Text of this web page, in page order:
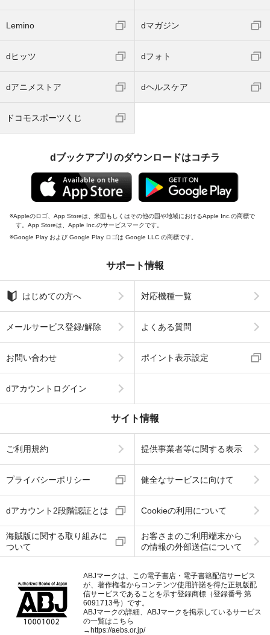
Lemino dマガジン
dヒッツ dフォト
dアニメストア dヘルスケア
ドコモスポーツくじ
dブックアプリのダウンロードはコチラ
Appleのロゴ、App Storeは、米国もしくはその他の国や地域におけるApple Inc.の商標で
す。App Storeは、Apple Inc.のサービスマークです。
Google Play および Google Play ロゴは Google LLC の商標です。
サポート情報
はじめての方へ 対応機種一覧
メールサービス登録/解除 よくある質問
お問い合わせ ポイント表示設定
dアカウントログイン
サイト情報
ご利用規約 提供事業者等に関する表示
プライバシーポリシー 健全なサービスに向けて
dアカウント2段階認証とは Cookieの利用について
海賊版に関する取り組みに
ついて
お客さまのご利用端末から
の情報の外部送信について
ABJマークは、この電子書店・電子書籍配信サービス
が、著作権者からコンテンツ使用許諾を得た正規版配
信サービスであることを示す登録商標（登録番号 第
6091713号）です。
ABJマークの詳細、ABJマークを掲示しているサービス
の一覧はこちら
→https://aebs.or.jp/